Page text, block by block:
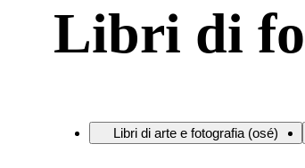
Libri di
Libri di arte e fotografia (osé)